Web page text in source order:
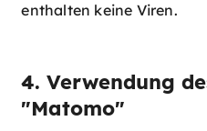
enthalten keine Viren.
4. Verwendung
"Matomo"